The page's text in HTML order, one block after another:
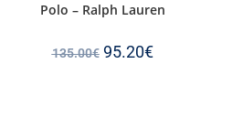
Polo – Ralph Lauren
135.00€ 95.20€